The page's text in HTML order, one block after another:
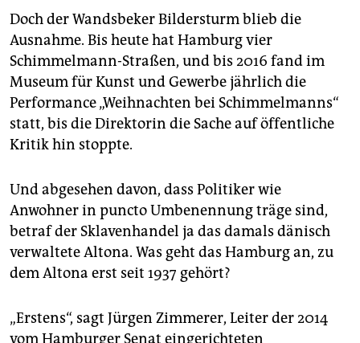
Doch der Wandsbeker Bildersturm blieb die
Ausnahme. Bis heute hat Hamburg vier
Schimmelmann-Straßen, und bis 2016 fand im
Museum für Kunst und Gewerbe jährlich die
Performance „Weihnachten bei Schimmelmanns“
statt, bis die Direktorin die Sache auf öffentliche
Kritik hin stoppte.
Und abgesehen davon, dass Politiker wie
Anwohner in puncto Umbenennung träge sind,
betraf der Sklavenhandel ja das damals dänisch
verwaltete Altona. Was geht das Hamburg an, zu
dem Altona erst seit 1937 gehört?
„Erstens“, sagt Jürgen Zimmerer, Leiter der 2014
vom Hamburger Senat eingerichteten